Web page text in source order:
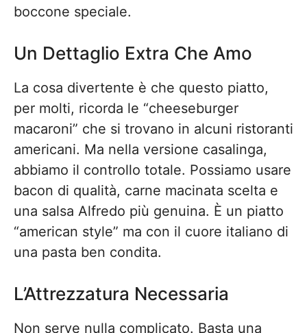
boccone speciale.
Un Dettaglio Extra Che Amo
La cosa divertente è che questo piatto,
per molti, ricorda le “cheeseburger
macaroni” che si trovano in alcuni ristoranti
americani. Ma nella versione casalinga,
abbiamo il controllo totale. Possiamo usare
bacon di qualità, carne macinata scelta e
una salsa Alfredo più genuina. È un piatto
“american style” ma con il cuore italiano di
una pasta ben condita.
L’Attrezzatura Necessaria
Non serve nulla complicato. Basta una